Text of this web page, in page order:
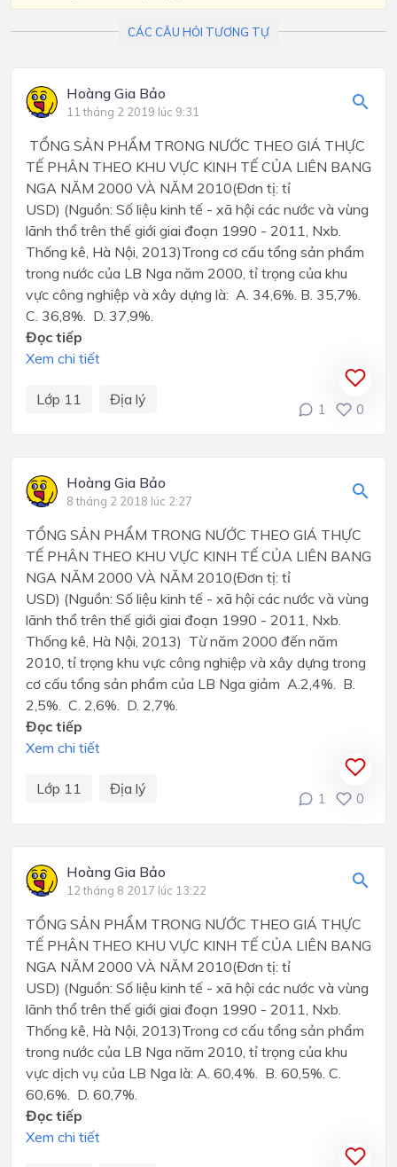
CÁC CÂU HỎI TƯƠNG TỰ
Hoàng Gia Bảo
11 tháng 2 2019 lúc 9:31
TỔNG SẢN PHẨM TRONG NƯỚC THEO GIÁ THỰC
TẾ PHÂN THEO KHU VỰC KINH TẾ CỦA LIÊN BANG
NGA NĂM 2000 VÀ NĂM 2010(Đơn tị: tỉ
USD) (Nguồn: Số liệu kinh tế - xã hội các nước và vùng
lãnh thổ trên thế giới giai đoạn 1990 - 2011, Nxb.
Thống kê, Hà Nội, 2013)Trong cơ cấu tổng sản phẩm
trong nước của LB Nga năm 2000, tỉ trọng của khu
vực công nghiệp và xây dựng là: A. 34,6%. B. 35,7%.
C. 36,8%. D. 37,9%.
Đọc tiếp
Xem chi tiết
Lớp 11 Địa lý
1 0
Hoàng Gia Bảo
8 tháng 2 2018 lúc 2:27
TỔNG SẢN PHẨM TRONG NƯỚC THEO GIÁ THỰC
TẾ PHÂN THEO KHU VỰC KINH TẾ CỦA LIÊN BANG
NGA NĂM 2000 VÀ NĂM 2010(Đơn tị: tỉ
USD) (Nguồn: Số liệu kinh tế - xã hội các nước và vùng
lãnh thổ trên thế giới giai đoạn 1990 - 2011, Nxb.
Thống kê, Hà Nội, 2013) Từ năm 2000 đến năm
2010, tỉ trọng khu vực công nghiệp và xây dựng trong
cơ cấu tổng sản phẩm của LB Nga giảm A.2,4%. B.
2,5%. C. 2,6%. D. 2,7%.
Đọc tiếp
Xem chi tiết
Lớp 11 Địa lý
1 0
Hoàng Gia Bảo
12 tháng 8 2017 lúc 13:22
TỔNG SẢN PHẨM TRONG NƯỚC THEO GIÁ THỰC
TẾ PHÂN THEO KHU VỰC KINH TẾ CỦA LIÊN BANG
NGA NĂM 2000 VÀ NĂM 2010(Đơn tị: tỉ
USD) (Nguồn: Số liệu kinh tế - xã hội các nước và vùng
lãnh thổ trên thế giới giai đoạn 1990 - 2011, Nxb.
Thống kê, Hà Nội, 2013)Trong cơ cấu tổng sản phẩm
trong nước của LB Nga năm 2010, tỉ trọng của khu
vực dịch vụ của LB Nga là: A. 60,4%. B. 60,5%. C.
60,6%. D. 60,7%.
Đọc tiếp
Xem chi tiết